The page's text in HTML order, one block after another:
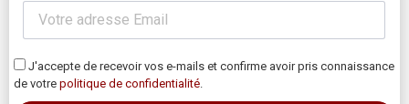
J'accepte de recevoir vos e-mails et confirme avoir pris connaissance
de votre politique de confidentialité